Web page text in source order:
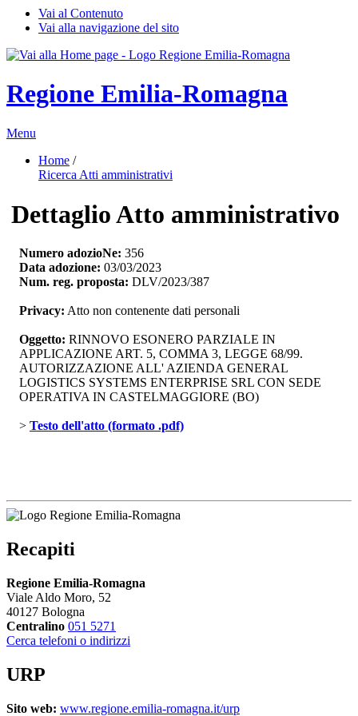
Vai al Contenuto
Vai alla navigazione del sito
Regione Emilia-Romagna
Menu
Home /
Ricerca Atti amministrativi
Dettaglio Atto amministrativo
Numero adozioNe: 356
Data adozione: 03/03/2023
Num. reg. proposta: DLV/2023/387
Privacy: Atto non contenente dati personali
Oggetto: RINNOVO ESONERO PARZIALE IN
APPLICAZIONE ART. 5, COMMA 3, LEGGE 68/99.
AUTORIZZAZIONE ALL' AZIENDA GENERAL
LOGISTICS SYSTEMS ENTERPRISE SRL CON SEDE
OPERATIVA IN CASTELMAGGIORE (BO)
> Testo dell'atto (formato .pdf)
Recapiti
Regione Emilia-Romagna
Viale Aldo Moro, 52
40127 Bologna
Centralino 051 5271
Cerca telefoni o indirizzi
URP
Sito web: www.regione.emilia-romagna.it/urp